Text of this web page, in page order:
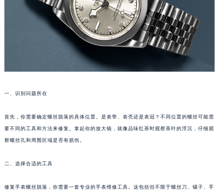
一、识别问题所在
首先，你需要确定螺丝脱落的具体位置。是表带、表壳还是表冠？不同位置的螺丝可能需
要不同的工具和方法来修复。拿起你的放大镜，就像品味红茶时观察茶叶的浮沉，仔细观
察螺丝孔和周围区域是否有损伤。
二、选择合适的工具
修复手表螺丝脱落，你需要一套专业的手表维修工具。这包括但不限于螺丝刀、镊子、手